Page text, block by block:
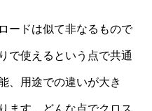
ードは似て非なるもので
で使えるという点で共通
、用途での違いが大き